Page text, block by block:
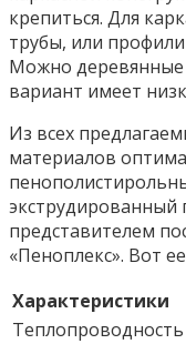
крепиться. Для
трубы, или
Можно деревянные
вариант имеет
Из всех
материалов
экструдированный
представителем
«Пеноплекс». Вот
Характеристики
Теплопроводность